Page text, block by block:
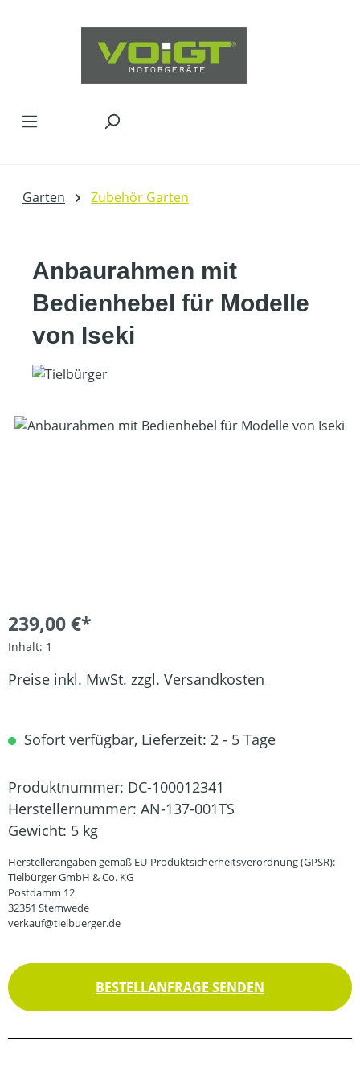
Garten Zubehör Garten
Anbaurahmen mit
Bedienhebel für Modelle
von Iseki
Bildergalerie überspringen
239,00 €*
Inhalt: 1
Preise inkl. MwSt. zzgl. Versandkosten
Sofort verfügbar, Lieferzeit: 2 - 5 Tage
Produktnummer: DC-100012341
Herstellernummer: AN-137-001TS
Gewicht: 5 kg
Herstellerangaben gemäß EU-Produktsicherheitsverordnung (GPSR):
Tielbürger GmbH & Co. KG
Postdamm 12
32351 Stemwede
verkauf@tielbuerger.de
BESTELLANFRAGE SENDEN